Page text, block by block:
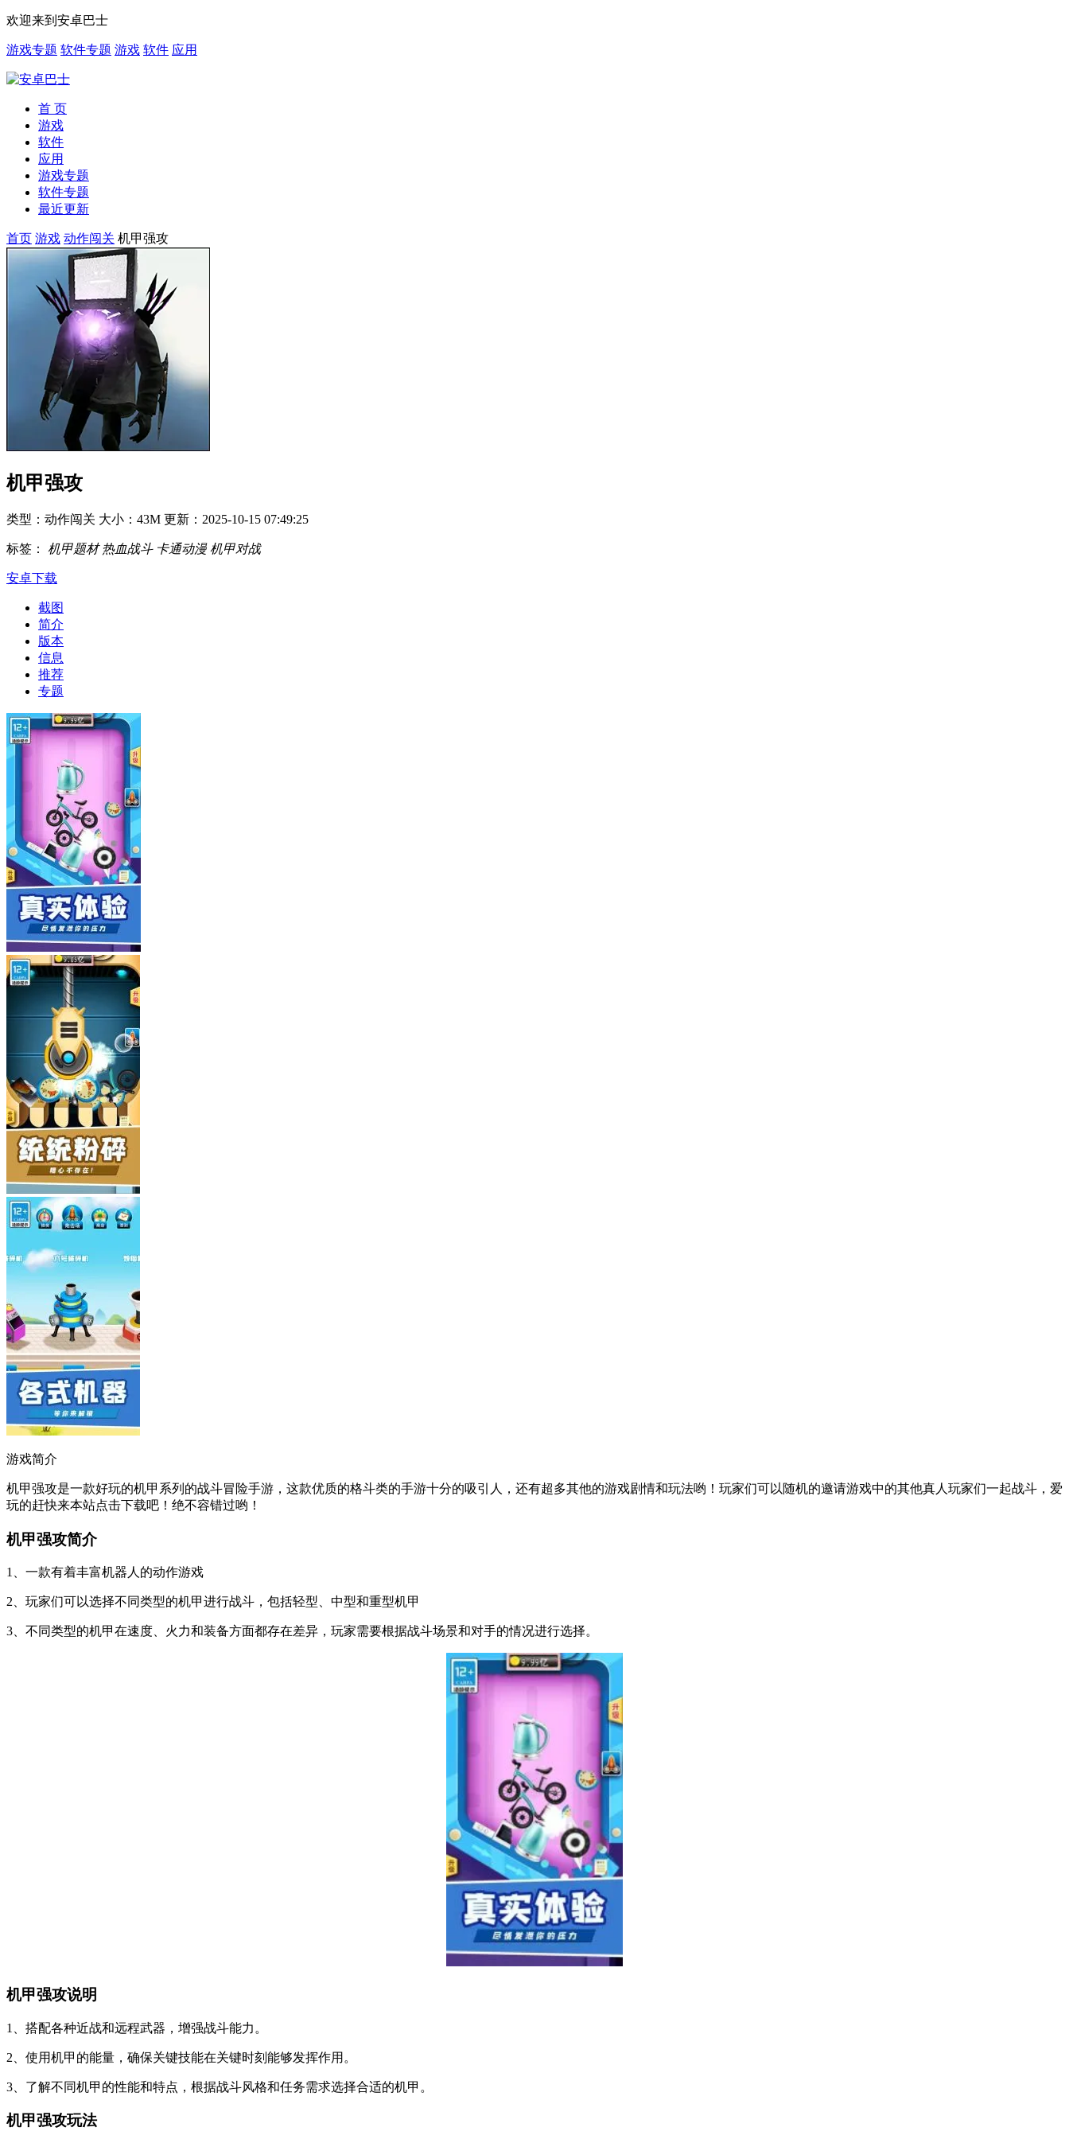
欢迎来到安卓巴士
游戏专题 软件专题 游戏 软件 应用
首 页
游戏
软件
应用
游戏专题
软件专题
最近更新
首页 游戏 动作闯关 机甲强攻
机甲强攻
类型：动作闯关 大小：43M 更新：2025-10-15 07:49:25
标签： 机甲题材 热血战斗 卡通动漫 机甲对战
安卓下载
截图
简介
版本
信息
推荐
专题
游戏简介
机甲强攻是一款好玩的机甲系列的战斗冒险手游，这款优质的格斗类的手游十分的吸引人，还有超多其他的游戏剧情和玩法哟！玩家们可以随机的邀请游戏中的其他真人玩家们一起战斗，爱
玩的赶快来本站点击下载吧！绝不容错过哟！
机甲强攻简介
1、一款有着丰富机器人的动作游戏
2、玩家们可以选择不同类型的机甲进行战斗，包括轻型、中型和重型机甲
3、不同类型的机甲在速度、火力和装备方面都存在差异，玩家需要根据战斗场景和对手的情况进行选择。
机甲强攻说明
1、搭配各种近战和远程武器，增强战斗能力。
2、使用机甲的能量，确保关键技能在关键时刻能够发挥作用。
3、了解不同机甲的性能和特点，根据战斗风格和任务需求选择合适的机甲。
机甲强攻玩法